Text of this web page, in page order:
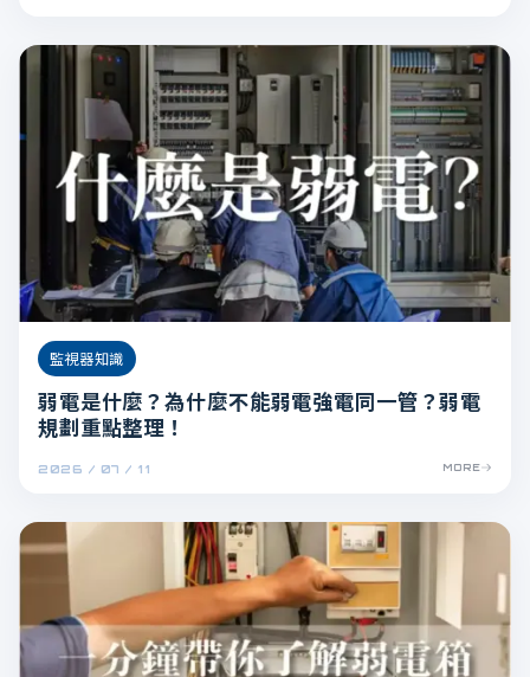
2026 / 07 / 11
監視器知識
弱電是什麼？為什麼不能弱電強電同一管？弱電
規劃重點整理！
MORE